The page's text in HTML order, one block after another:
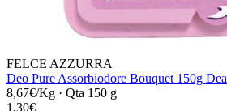
FELCE AZZURRA
Deo Pure Assorbiodore Bouquet 150g Dea
8,67€/Kg · Qta 150 g
1,30€